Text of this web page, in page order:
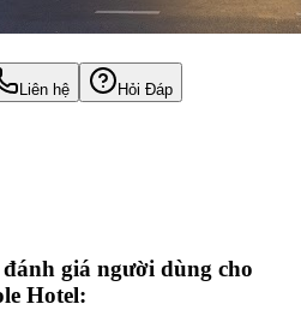
Liên hệ Hỏi Đáp
giá người dùng cho
Hotel: